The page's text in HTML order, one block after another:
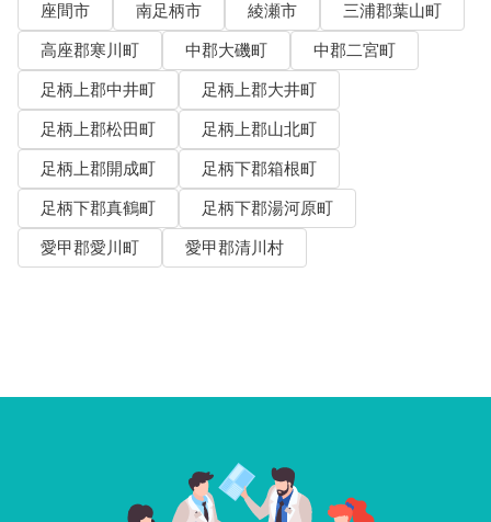
座間市
南足柄市 綾瀬市
三浦郡葉山町
高座郡寒川町
中郡大磯町
中郡二宮町
足柄上郡中井町
足柄上郡大井町
足柄上郡松田町
足柄上郡山北町
足柄上郡開成町
足柄下郡箱根町
足柄下郡真鶴町
足柄下郡湯河原町
愛甲郡愛川町
愛甲郡清川村